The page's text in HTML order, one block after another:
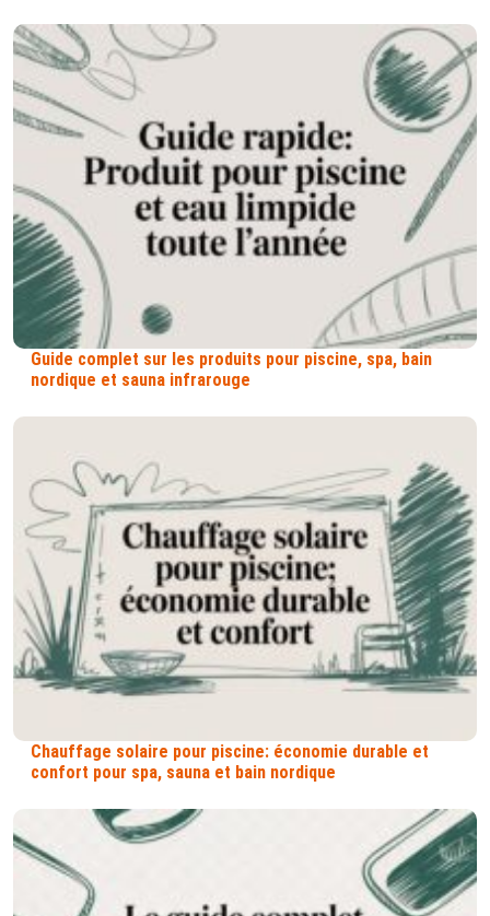
Guide complet sur les produits pour piscine, spa, bain
nordique et sauna infrarouge
Chauffage solaire pour piscine: économie durable et
confort pour spa, sauna et bain nordique